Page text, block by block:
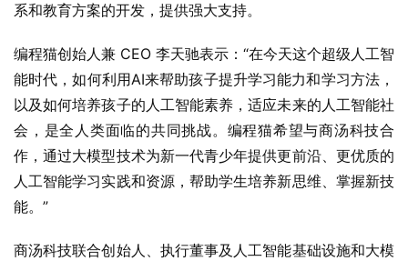
系和教育方案的开发，提供强大支持。
编程猫创始人兼 CEO 李天驰表示：“在今天这个超级人工智
能时代，如何利用AI来帮助孩子提升学习能力和学习方法，
以及如何培养孩子的人工智能素养，适应未来的人工智能社
会，是全人类面临的共同挑战。编程猫希望与商汤科技合
作，通过大模型技术为新一代青少年提供更前沿、更优质的
人工智能学习实践和资源，帮助学生培养新思维、掌握新技
能。”
商汤科技联合创始人、执行董事及人工智能基础设施和大模